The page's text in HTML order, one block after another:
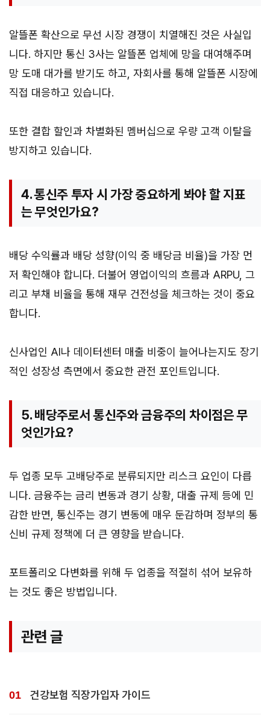
알뜰폰 확산으로 무선 시장 경쟁이 치열해진 것은 사실입
니다. 하지만 통신 3사는 알뜰폰 업체에 망을 대여해주며
망 도매 대가를 받기도 하고, 자회사를 통해 알뜰폰 시장에
직접 대응하고 있습니다.
또한 결합 할인과 차별화된 멤버십으로 우량 고객 이탈을
방지하고 있습니다.
4. 통신주 투자 시 가장 중요하게 봐야 할 지표
는 무엇인가요?
배당 수익률과 배당 성향(이익 중 배당금 비율)을 가장 먼
저 확인해야 합니다. 더불어 영업이익의 흐름과 ARPU, 그
리고 부채 비율을 통해 재무 건전성을 체크하는 것이 중요
합니다.
신사업인 AI나 데이터센터 매출 비중이 늘어나는지도 장기
적인 성장성 측면에서 중요한 관전 포인트입니다.
5. 배당주로서 통신주와 금융주의 차이점은 무
엇인가요?
두 업종 모두 고배당주로 분류되지만 리스크 요인이 다릅
니다. 금융주는 금리 변동과 경기 상황, 대출 규제 등에 민
감한 반면, 통신주는 경기 변동에 매우 둔감하며 정부의 통
신비 규제 정책에 더 큰 영향을 받습니다.
포트폴리오 다변화를 위해 두 업종을 적절히 섞어 보유하
는 것도 좋은 방법입니다.
관련 글
건강보험 직장가입자 가이드